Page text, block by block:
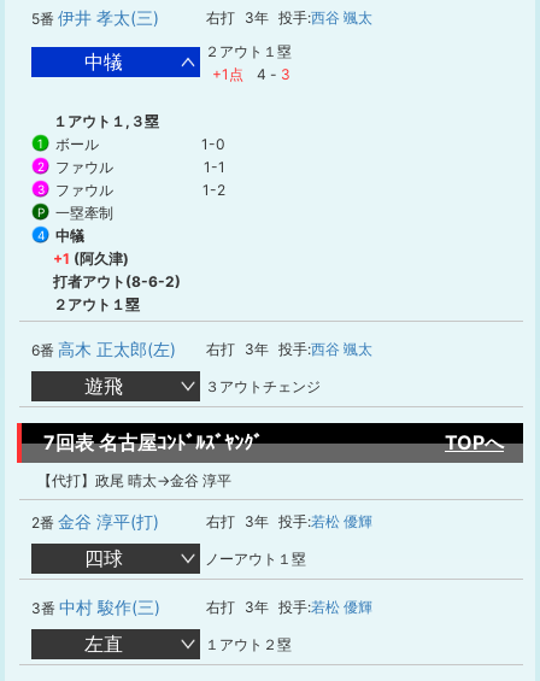
5番 伊井 孝太(三) 右打 3年 投手:西谷 颯太
中犠
２アウト１塁
+1点
4 - 3
１アウト１,３塁
1 ボール 1-0
2 ファウル 1-1
3 ファウル 1-2
P 一塁牽制
4
中犠
+1 (阿久津)
打者アウト(8-6-2)
２アウト１塁
6番 高木 正太郎(左) 右打 3年 投手:西谷 颯太
遊飛 ３アウトチェンジ
7回表 名古屋ｺﾝﾄﾞﾙｽﾞﾔﾝｸﾞ TOPへ
【代打】政尾 晴太→金谷 淳平
2番 金谷 淳平(打) 右打 3年 投手:若松 優輝
四球 ノーアウト１塁
3番 中村 駿作(三) 右打 3年 投手:若松 優輝
左直 １アウト２塁